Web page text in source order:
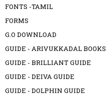
FONTS -TAMIL
FORMS
G.O DOWNLOAD
GUIDE - ARIVUKKADAL BOOKS
GUIDE - BRILLIANT GUIDE
GUIDE - DEIVA GUIDE
GUIDE - DOLPHIN GUIDE